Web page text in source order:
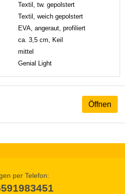
Textil, tw. gepolstert
Textil, weich gepolstert
EVA, angeraut, profiliert
ca. 3,5 cm, Keil
mittel
Genial Light
Öffnen
per Telefon: